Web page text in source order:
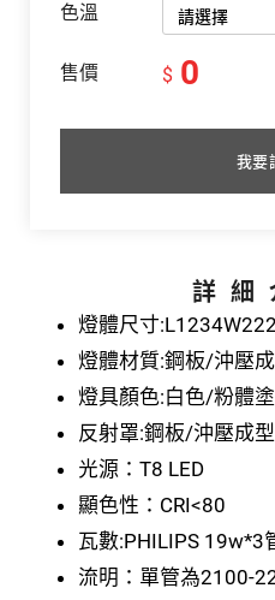
色溫
售價 $ 0
我要
詳細
燈體尺寸
燈體材質:鋼板/沖壓
燈具顏色:白色/粉體
反射罩:鋼板/沖壓成
光源：T8 LED
顯色性：CRI<80
瓦數:PHILIPS 19w*3
流明：單管為2100-